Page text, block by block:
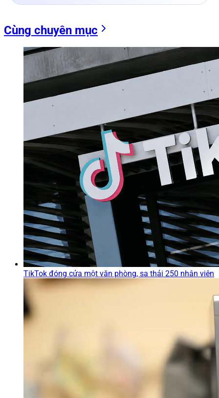
Cùng chuyên mục
TikTok đóng cửa một văn phòng, sa thải 250 nhân viên